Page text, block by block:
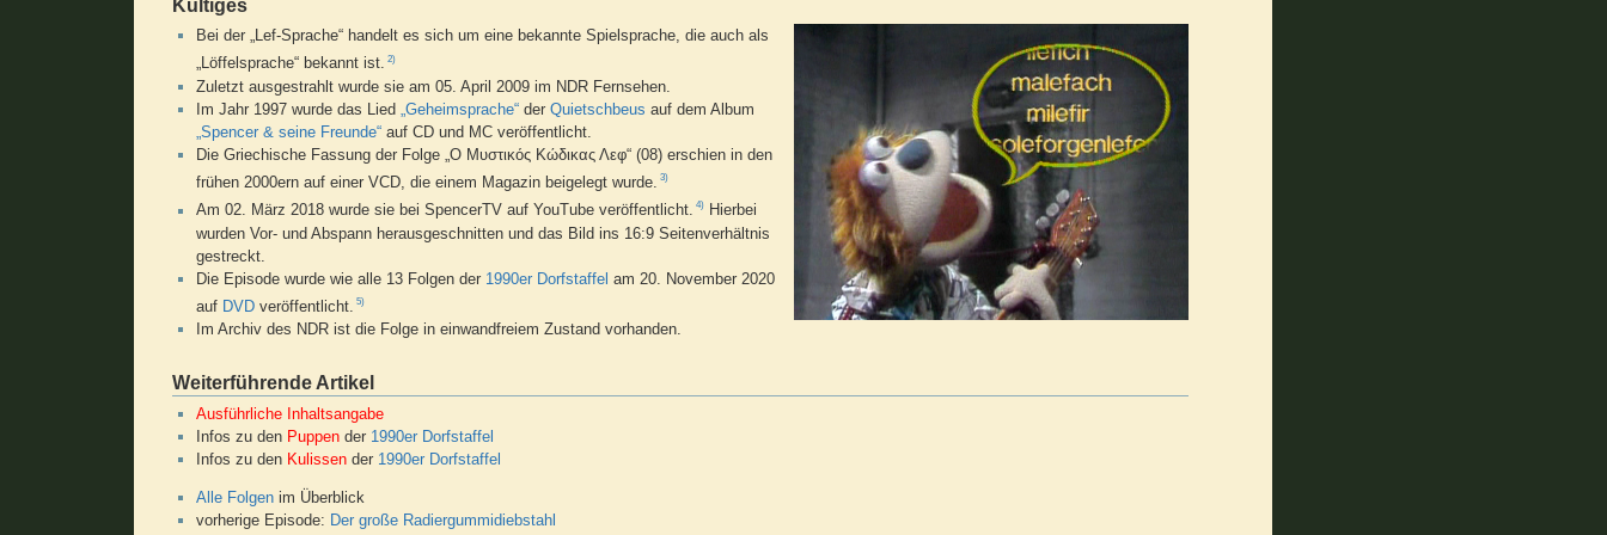
Kultiges
Bei der „Lef-Sprache“ handelt es sich um eine bekannte Spielsprache, die auch als
„Löffelsprache“ bekannt ist. 2)
Zuletzt ausgestrahlt wurde sie am 05. April 2009 im NDR Fernsehen.
Im Jahr 1997 wurde das Lied „Geheimsprache“ derQuietschbeus auf dem Album
„Spencer & seine Freunde“ auf CD und MC veröffentlicht.
Die Griechische Fassung der Folge „Ο Μυστικός Κώδικας Λεφ“ (08) erschien in den
frühen 2000ern auf einer VCD, die einem Magazin beigelegt wurde. 3)
Am 02. März 2018 wurde sie bei SpencerTV auf YouTube veröffentlicht. 4)Hierbei
wurden Vor- und Abspann herausgeschnitten und das Bild ins 16:9 Seitenverhältnis
gestreckt.
Die Episode wurde wie alle 13 Folgen der 1990er Dorfstaffel am 20. November 2020
auf DVD veröffentlicht. 5)
Im Archiv des NDR ist die Folge in einwandfreiem Zustand vorhanden.
Weiterführende Artikel
Ausführliche Inhaltsangabe
Infos zu den Puppen der 1990er Dorfstaffel
Infos zu den Kulissen der 1990er Dorfstaffel
Alle Folgen im Überblick
vorherige Episode: Der große Radiergummidiebstahl